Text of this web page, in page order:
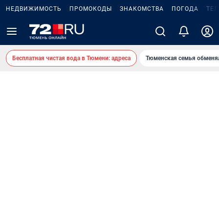
НЕДВИЖИМОСТЬ ПРОМОКОДЫ ЗНАКОМСТВА ПОГОДА
Бесплатная чистая вода в Тюмени: адреса Тюменская семья